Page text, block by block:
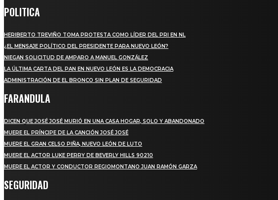
POLITICA
HERIBERTO TREVIÑO TOMA PROTESTA COMO LÍDER DEL PRI EN NL
¿EL MENSAJE POLÍTICO DEL PRESIDENTE PARA NUEVO LEÓN?
NIEGAN SOLICITUD DE AMPARO A MANUEL GONZÁLEZ
LA ÚLTIMA CARTA DEL PAN EN NUEVO LEÓN ES LA DEMOCRACIA
ADMINISTRACIÓN DE EL BRONCO SIN PLAN DE SEGURIDAD
FARANDULA
DICEN QUE JOSÉ JOSÉ MURIÓ EN UNA CASA HOGAR, SOLO Y ABANDONADO
MUERE EL PRÍNCIPE DE LA CANCIÓN JOSÉ JOSÉ
MUERE EL GRAN CELSO PIÑA, NUEVO LEÓN DE LUTO
MUERE EL ACTOR LUKE PERRY DE BEVERLY HILLS 90210
MUERE EL ACTOR Y CONDUCTOR REGIOMONTANO JUAN RAMÓN GARZA
SEGURIDAD